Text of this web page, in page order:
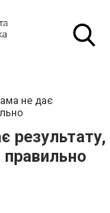
не дає
результату,